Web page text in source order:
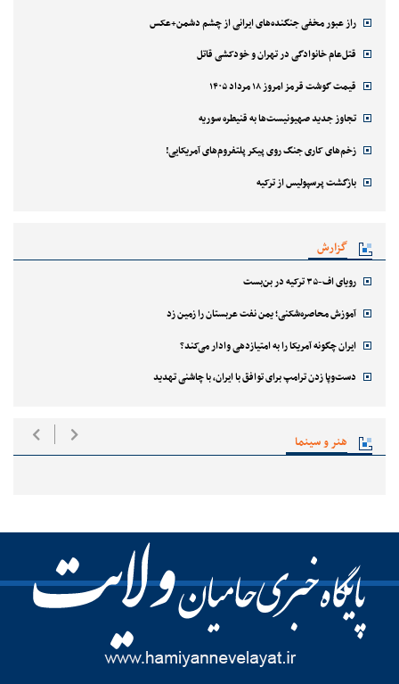
راز عبور مخفی جنگنده‌های ایرانی از چشم دشمن+عکس
قتل‌‌عام خانوادگی در تهران و خودکشی قاتل
قیمت گوشت قرمز امروز ۱۸ مرداد ۱۴۰۵
تجاوز جدید صهیونیست‌ها به قنیطره سوریه
زخم‌های کاری جنگ روی پیکر پلتفروم‌های آمریکایی!
بازگشت پرسپولیس از ترکیه
گزارش
رویای اف-۳۵ ترکیه در بن‌بست
آموزش محاصره‌شکنی؛ یمن نفت عربستان را زمین زد
ایران چگونه آمریکا را به امتیازدهی وادار می‌کند؟
دست‌وپا زدن ترامپ برای توافق با ایران، با چاشنی تهدید
هنر و سینما